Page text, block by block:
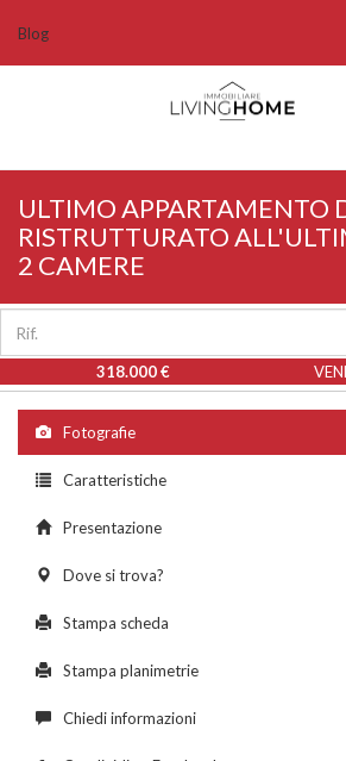
Blog
ULTIMO APPARTAMENTO
RISTRUTTURATO
2 CAMERE
318.000 €
Fotografie
Caratteristiche
Presentazione
Dove si trova?
Stampa scheda
Stampa planimetrie
Chiedi informazioni